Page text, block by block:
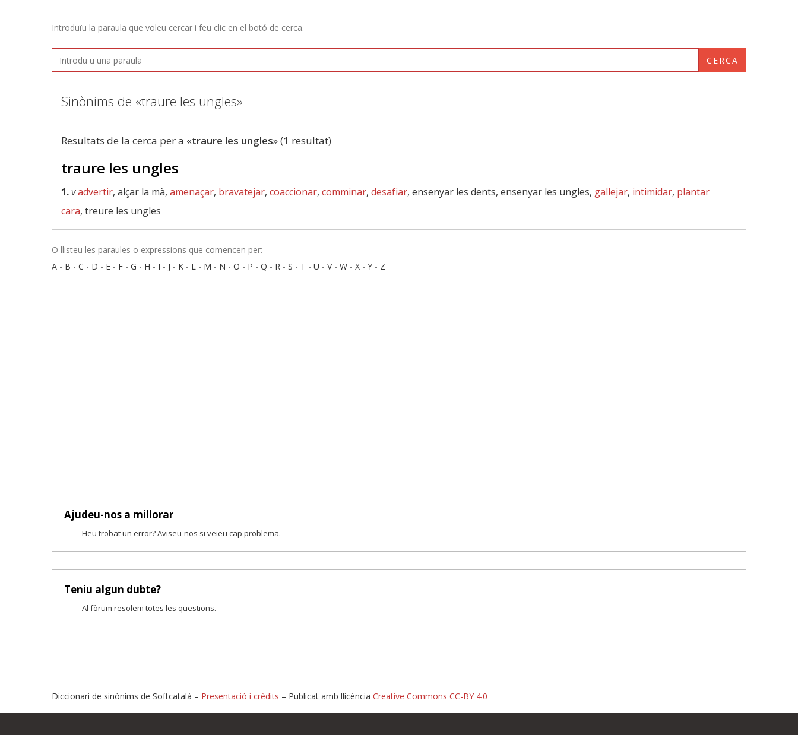
Introduïu la paraula que voleu cercar i feu clic en el botó de cerca.
CERCA
Sinònims de «traure les ungles»
Resultats de la cerca per a «traure les ungles» (1 resultat)
traure les ungles
1.vadvertir, alçar la mà, amenaçar, bravatejar, coaccionar, comminar, desafiar, ensenyar les dents, ensenyar les ungles, gallejar, intimidar, plantar
cara, treure les ungles
O llisteu les paraules o expressions que comencen per:
A - B - C - D - E - F - G - H - I - J - K - L - M - N - O - P - Q - R - S - T - U - V- W - X - Y - Z
Ajudeu-nos a millorar
Heu trobat un error? Aviseu-nos si veieu cap problema.
Teniu algun dubte?
Al fòrum resolem totes les qüestions.
Diccionari de sinònims de Softcatalà – Presentació i crèdits – Publicat amb llicència Creative Commons CC-BY 4.0